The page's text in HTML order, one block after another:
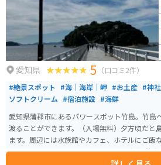
愛知県 5 （口コミ2件）
#絶景スポット #海｜海岸｜岬 #お土産 #神
ソフトクリーム #宿泊施設 #海鮮
愛知県蒲郡市にあるパワースポット竹島。竹島
渡ることができます。（入場無料）夕方頃だと
ます。周辺には水族館やカフェ、ホテルにご飯
日楽しむことができます。 【八百富神社】 竹島にある「八百富神社」は、日